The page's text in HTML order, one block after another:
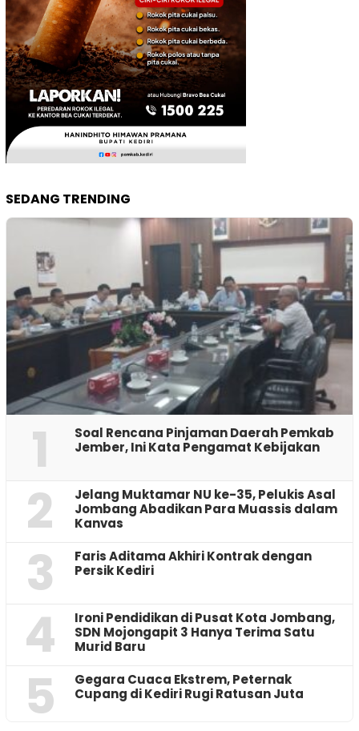
SEDANG TRENDING
1
‎Soal Rencana Pinjaman Daerah Pemkab
Jember, Ini Kata Pengamat Kebijakan ‎
2
Jelang Muktamar NU ke-35, Pelukis Asal
Jombang Abadikan Para Muassis dalam
Kanvas
3
Faris Aditama Akhiri Kontrak dengan
Persik Kediri
4
Ironi Pendidikan di Pusat Kota Jombang,
SDN Mojongapit 3 Hanya Terima Satu
Murid Baru
5
‎Gegara Cuaca Ekstrem, Peternak
Cupang di Kediri Rugi Ratusan Juta